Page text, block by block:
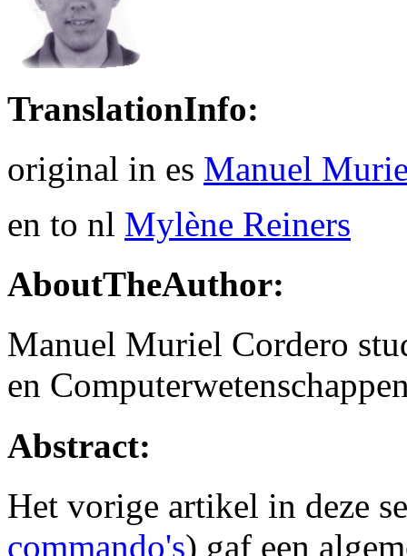
TranslationInfo:
original in es Manuel
en to nl Mylène Reiners
AboutTheAuthor:
Manuel Muriel Cordero
en
Abstract:
Het vorige artikel in deze
commando's) gaf een